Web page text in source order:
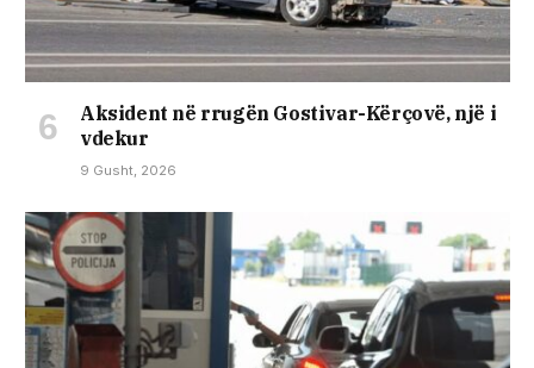
Aksident në rrugën Gostivar-Kërçovë, një i
vdekur
9 Gusht, 2026